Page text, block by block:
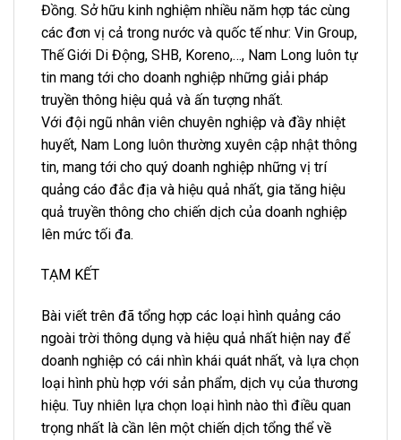
Đồng. Sở hữu kinh nghiệm nhiều năm hợp tác cùng
các đơn vị cả trong nước và quốc tế như: Vin Group,
Thế Giới Di Động, SHB, Koreno,…, Nam Long luôn tự
tin mang tới cho doanh nghiệp những giải pháp
truyền thông hiệu quả và ấn tượng nhất.
Với đội ngũ nhân viên chuyên nghiệp và đầy nhiệt
huyết, Nam Long luôn thường xuyên cập nhật thông
tin, mang tới cho quý doanh nghiệp những vị trí
quảng cáo đắc địa và hiệu quả nhất, gia tăng hiệu
quả truyền thông cho chiến dịch của doanh nghiệp
lên mức tối đa.
TẠM KẾT
Bài viết trên đã tổng hợp các loại hình quảng cáo
ngoài trời thông dụng và hiệu quả nhất hiện nay để
doanh nghiệp có cái nhìn khái quát nhất, và lựa chọn
loại hình phù hợp với sản phẩm, dịch vụ của thương
hiệu. Tuy nhiên lựa chọn loại hình nào thì điều quan
trọng nhất là cần lên một chiến dịch tổng thể về